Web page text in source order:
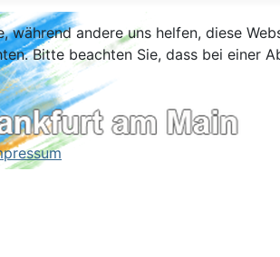
andere uns helfen, diese
Bitte beachten Sie, dass bei einer